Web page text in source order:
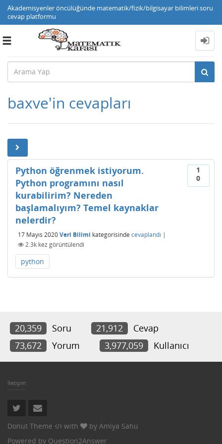
Akademisyenler öncülüğünde matematik/fizik/bilgisayar bilimleri soru
cevap platformu
Toggle
baxve'in cevapları
1
0
Python öğrenmek istiyorum.
Python programını nasıl
kurabilirim? Nereden
başlamalıyım? Temel kaynaklar
nelerdir?
17 Mayıs 2020Veri Bilimi kategorisinde cevaplandı |
2.3k kez görüntülendi
python
20,359 Soru 21,912
Cevap
73,672
Yorum 3,977,059 Kullanıcı
İletişim
Donut Theme with by Amiya Sahu
Powered by Question2Answer